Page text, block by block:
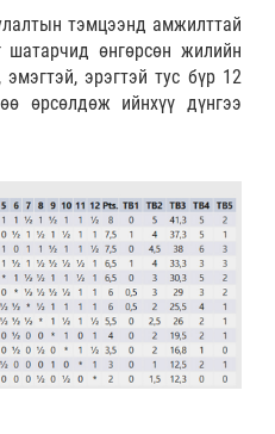
тэмцээнд амжилттай
өнгөрсөн жилийн
эрэгтэй тус бүр 12
өрсөлдөж ийнхүү дүнгээ